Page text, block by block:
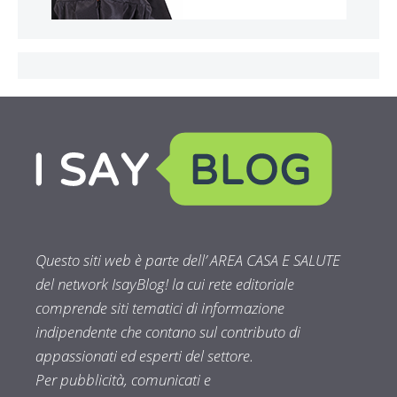
Questo siti web è parte dell’ AREA CASA E SALUTE
del network IsayBlog! la cui rete editoriale
comprende siti tematici di informazione
indipendente che contano sul contributo di
appassionati ed esperti del settore.
Per pubblicità, comunicati e